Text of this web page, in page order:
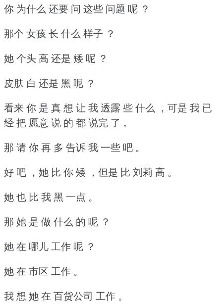
你 为什么 还要 问 这些 问题 呢 ？
那个 女孩 长 什么 样子 ？
她 个头 高 还是 矮 呢 ？
皮肤 白 还是 黑 呢 ？
看来 你 是 真 想 让 我 透露 些 什么 ，可是 我 已
经 把 愿意 说 的 都 说完 了 。
那 请 你 再 多 告诉 我 一些 吧 。
好 吧 ，她 比 你 矮 ，但是 比 刘莉 高 。
她 也 比 我 黑 一点 。
那 她 是 做 什么 的 呢 ？
她 在 哪儿 工作 呢 ？
她 在 市区 工作 。
我 想 她 在 百货公司 工作 。